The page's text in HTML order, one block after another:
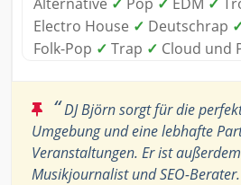
Electro House ✓ Deutschrap
Folk-Pop ✓ Trap ✓ Cloud und
“DJ Björn sorgt für die
Umgebung und eine lebhafte
Veranstaltungen. Er ist
Musikjournalist und SEO-